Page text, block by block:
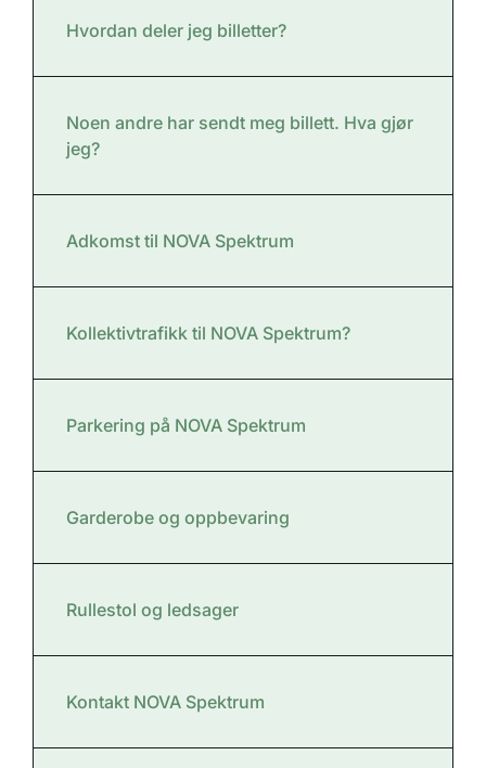
Hvordan deler jeg billetter?
Noen andre har sendt meg billett. Hva gjør
jeg?
Adkomst til NOVA Spektrum
Kollektivtrafikk til NOVA Spektrum?
Parkering på NOVA Spektrum
Garderobe og oppbevaring
Rullestol og ledsager
Kontakt NOVA Spektrum